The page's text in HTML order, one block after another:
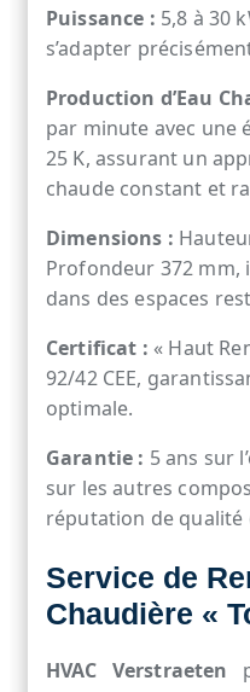
Puissance : 5,8 à 30
s’adapter
Production d’Eau
par minute avec une
25 K, assurant un
chaude constant et
Dimensions :
Profondeur 372 mm,
dans des espaces
Certificat : « Haut
92/42 CEE,
optimale.
Garantie : 5 ans sur
sur les autres
réputation de qualité
Service de
Chaudière «
HVAC Verstraeten